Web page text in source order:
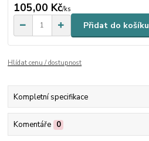
105,00 Kč/ks
Přidat do košíku
Hlídat cenu / dostupnost
Kompletní specifikace
Komentáře 0